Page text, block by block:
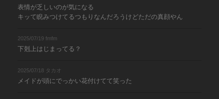
表情が乏しいのが気になる
キッて睨みつけてるつもりなんだろうけどただの真顔やん
2025/07/19 fmfm
下剋上はじまってる？
2025/07/18 タカオ
メイドが頭にでっかい花付けてて笑った